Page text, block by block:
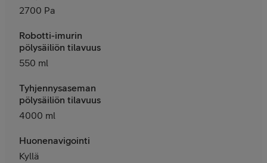
2700 Pa
Robotti-imurin
pölysäiliön tilavuus
550 ml
Tyhjennysaseman
pölysäiliön tilavuus
4000 ml
Huonenavigointi
Kyllä